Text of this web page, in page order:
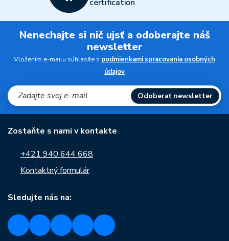
certification
Nenechajte si nič ujsť a odoberajte náš
newsletter
Vložením e-mailu súhlasíte s podmienkami spracovania osobných
údajov
Odoberať newsletter
Zostaňte s nami v kontakte
+421 940 644 668
Kontaktný formulár
Sledujte nás na: